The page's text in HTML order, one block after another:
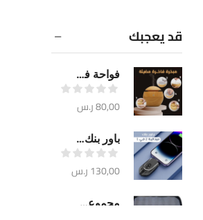
قد يعجبك
فواحة فاخرة مضيئة
80,00ر.س
باور بنك ميدالية 2 في 1
130,00ر.س
مجموعة تحضير القهوة المختصة